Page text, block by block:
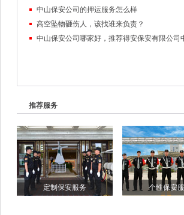
中山保安公司的押运服务怎么样
高空坠物砸伤人，该找谁来负责？
推荐服务
定制保安服务 个性保安